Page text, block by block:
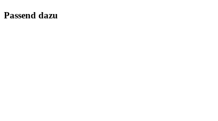
Passend dazu